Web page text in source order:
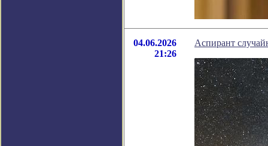
04.06.2026
21:26
Аспирант